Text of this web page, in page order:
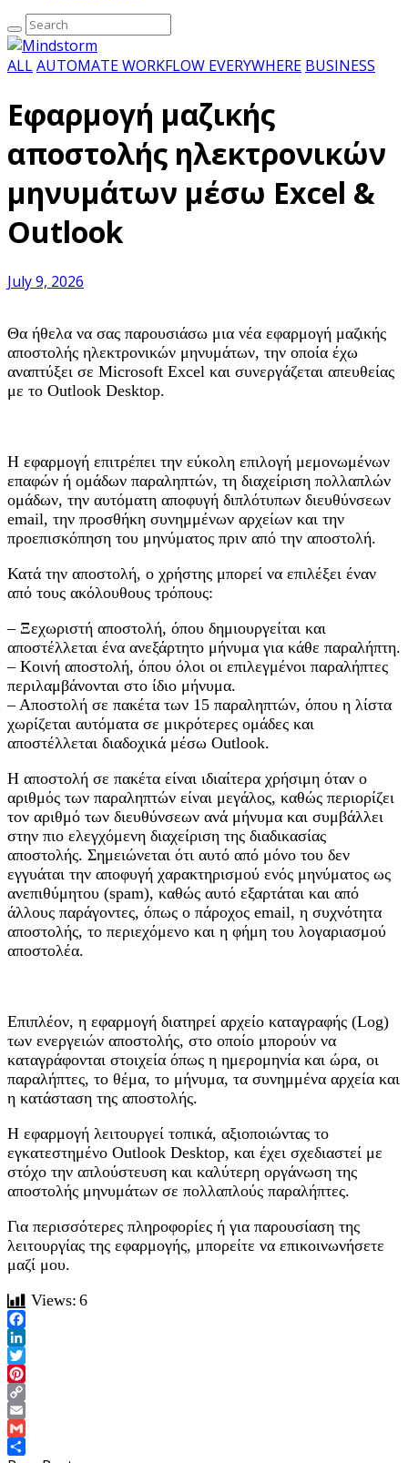
ALLAUTOMATE WORKFLOW EVERYWHERE BUSINESS
Εφαρμογή μαζικής
αποστολής ηλεκτρονικών
μηνυμάτων μέσω Excel &
Outlook
July 9, 2026
Θα ήθελα να σας παρουσιάσω μια νέα εφαρμογή μαζικής
αποστολής ηλεκτρονικών μηνυμάτων, την οποία έχω
αναπτύξει σε Microsoft Excel και συνεργάζεται απευθείας
με το Outlook Desktop.
Η εφαρμογή επιτρέπει την εύκολη επιλογή μεμονωμένων
επαφών ή ομάδων παραληπτών, τη διαχείριση πολλαπλών
ομάδων, την αυτόματη αποφυγή διπλότυπων διευθύνσεων
email, την προσθήκη συνημμένων αρχείων και την
προεπισκόπηση του μηνύματος πριν από την αποστολή.
Κατά την αποστολή, ο χρήστης μπορεί να επιλέξει έναν
από τους ακόλουθους τρόπους:
– Ξεχωριστή αποστολή, όπου δημιουργείται και
αποστέλλεται ένα ανεξάρτητο μήνυμα για κάθε παραλήπτη.
– Κοινή αποστολή, όπου όλοι οι επιλεγμένοι παραλήπτες
περιλαμβάνονται στο ίδιο μήνυμα.
– Αποστολή σε πακέτα των 15 παραληπτών, όπου η λίστα
χωρίζεται αυτόματα σε μικρότερες ομάδες και
αποστέλλεται διαδοχικά μέσω Outlook.
Η αποστολή σε πακέτα είναι ιδιαίτερα χρήσιμη όταν ο
αριθμός των παραληπτών είναι μεγάλος, καθώς περιορίζει
τον αριθμό των διευθύνσεων ανά μήνυμα και συμβάλλει
στην πιο ελεγχόμενη διαχείριση της διαδικασίας
αποστολής. Σημειώνεται ότι αυτό από μόνο του δεν
εγγυάται την αποφυγή χαρακτηρισμού ενός μηνύματος ως
ανεπιθύμητου (spam), καθώς αυτό εξαρτάται και από
άλλους παράγοντες, όπως ο πάροχος email, η συχνότητα
αποστολής, το περιεχόμενο και η φήμη του λογαριασμού
αποστολέα.
Επιπλέον, η εφαρμογή διατηρεί αρχείο καταγραφής (Log)
των ενεργειών αποστολής, στο οποίο μπορούν να
καταγράφονται στοιχεία όπως η ημερομηνία και ώρα, οι
παραλήπτες, το θέμα, το μήνυμα, τα συνημμένα αρχεία και
η κατάσταση της αποστολής.
Η εφαρμογή λειτουργεί τοπικά, αξιοποιώντας το
εγκατεστημένο Outlook Desktop, και έχει σχεδιαστεί με
στόχο την απλούστευση και καλύτερη οργάνωση της
αποστολής μηνυμάτων σε πολλαπλούς παραλήπτες.
Για περισσότερες πληροφορίες ή για παρουσίαση της
λειτουργίας της εφαρμογής, μπορείτε να επικοινωνήσετε
μαζί μου.
Views: 6
Facebook
LinkedIn
Twitter
Pinterest
Copy
Link
Email
Gmail